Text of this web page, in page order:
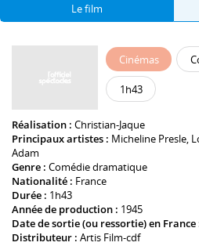
Le film
Cinémas
1h43
Réalisation : Christian-Jaque
Principaux artistes : Micheline Presle,
Adam
Genre : Comédie dramatique
Nationalité : France
Durée : 1h43
Année de production : 1945
Date de sortie (ou ressortie) en France
Distributeur : Artis Film-cdf